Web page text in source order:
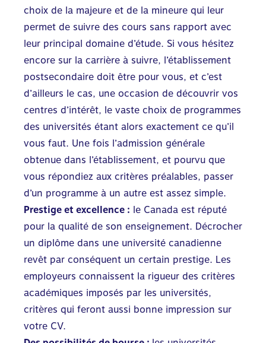
choix de la majeure et de la mineure qui leur
permet de suivre des cours sans rapport avec
leur principal domaine d’étude. Si vous hésitez
encore sur la carrière à suivre, l’établissement
postsecondaire doit être pour vous, et c’est
d’ailleurs le cas, une occasion de découvrir vos
centres d’intérêt, le vaste choix de programmes
des universités étant alors exactement ce qu’il
vous faut. Une fois l’admission générale
obtenue dans l’établissement, et pourvu que
vous répondiez aux critères préalables, passer
d’un programme à un autre est assez simple.
Prestige et excellence : le Canada est réputé
pour la qualité de son enseignement. Décrocher
un diplôme dans une université canadienne
revêt par conséquent un certain prestige. Les
employeurs connaissent la rigueur des critères
académiques imposés par les universités,
critères qui feront aussi bonne impression sur
votre CV.